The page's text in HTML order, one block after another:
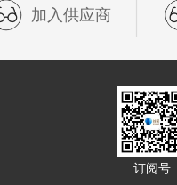
加入供应商
订阅号